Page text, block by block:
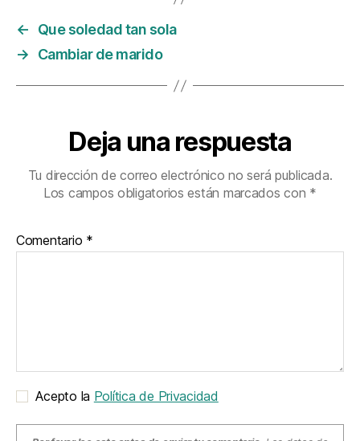
←
Que soledad tan sola
→
Cambiar de marido
Deja una respuesta
Tu dirección de correo electrónico no será publicada.
Los campos obligatorios están marcados con *
Comentario *
Acepto la Política de Privacidad